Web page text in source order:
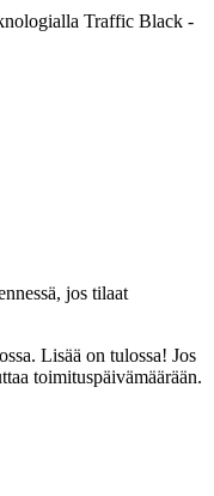
Traffic Black -
jos tilaat
Lisää on tulossa! Jos
toimituspäivämäärään.